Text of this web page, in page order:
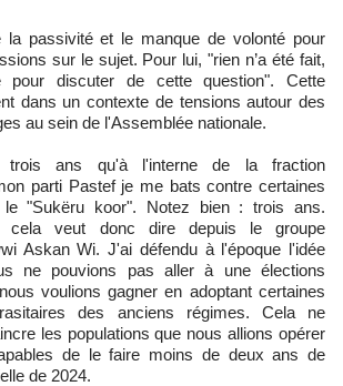
la passivité et le manque de volonté pour
sur le sujet. Pour lui, "rien n’a été fait,
pour discuter de cette question". Cette
dans un contexte de tensions autour des
au sein de l'Assemblée nationale.
trois ans qu'à l'interne de la fraction
parti Pastef je me bats contre certaines
le "Sukëru koor". Notez bien : trois ans.
cela veut donc dire depuis le groupe
Askan Wi. J'ai défendu à l'époque l'idée
ne pouvions pas aller à une élections
voulions gagner en adoptant certaines
des anciens régimes. Cela ne
les populations que nous allions opérer
de le faire moins de deux ans de
de 2024.